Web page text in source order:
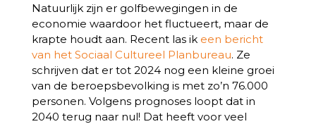
Natuurlijk zijn er golfbewegingen in de
economie waardoor het fluctueert, maar de
krapte houdt aan. Recent las ik een bericht
van het Sociaal Cultureel Planbureau. Ze
schrijven dat er tot 2024 nog een kleine groei
van de beroepsbevolking is met zo’n 76.000
personen. Volgens prognoses loopt dat in
2040 terug naar nul! Dat heeft voor veel